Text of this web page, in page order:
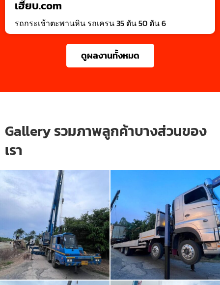
เฮี๊ยบ.com
รถกระเช้าตะพานหิน รถเครน 35 ตัน 50 ตัน 6
ดูผลงานทั้งหมด
Gallery รวมภาพลูกค้าบางส่วนของ
เรา